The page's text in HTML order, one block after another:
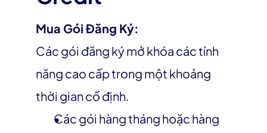
Mua Gói Đăng Ký:
Các gói đăng ký mở khóa các tính
năng cao cấp trong một khoảng
thời gian cố định.
Các gói hàng tháng hoặc hàng